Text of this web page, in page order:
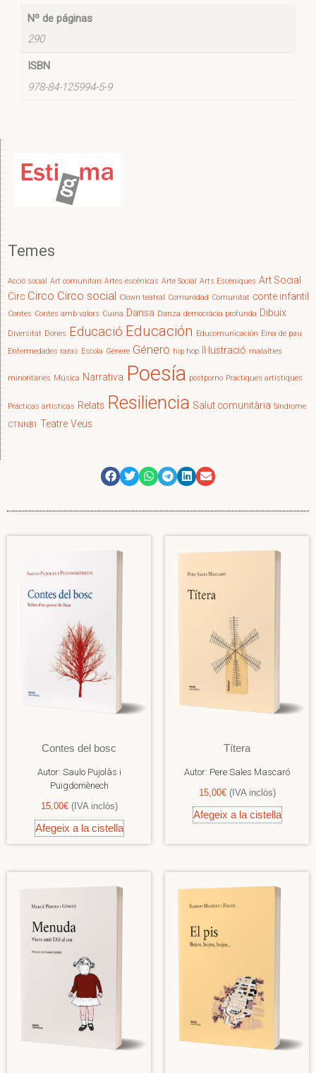
Nº de páginas
290
ISBN
978-84-125994-5-9
Temes
Acció social Art comunitari Artes escénicas Arte Social Arts Escèniques Art Social
Circ Circo Circo social Clown teatral Comunidad Comunitat conte infantil
Contes Contes amb valors Cuina Dansa Danza democràcia profunda Dibuix
Diversitat Dones Educació Educación Educomunicación Eina de pau
Enfermedades raras Escola Gènere Género hip hop Il·lustració malalties
minoritàries Música Narrativa Poesía postporno Pràctiques artístiques
Prácticas artísticas Relats Resiliencia Salut comunitària Síndrome
CTNNB1 Teatre Veus
Contes del bosc
Autor: Saulo Pujolàs i
Puigdomènech
15,00€ (IVA inclòs)
Afegeix a la cistella
Títera
Autor: Pere Sales Mascaró
15,00€ (IVA inclòs)
Afegeix a la cistella